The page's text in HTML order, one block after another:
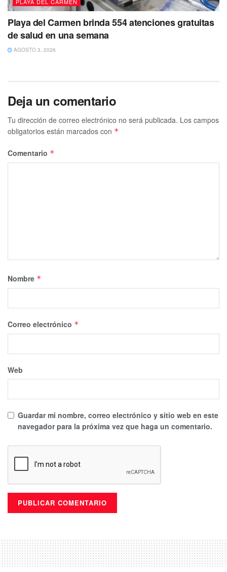
Tags: Playa del Carmen
Playa del Carmen brinda 554 atenciones gratuitas
de salud en una semana
AGOSTO 3, 2026
Deja un comentario
Tu dirección de correo electrónico no será publicada. Los campos
obligatorios están marcados con *
Comentario *
Nombre *
Correo electrónico *
Web
Guardar mi nombre, correo electrónico y sitio web en este
navegador para la próxima vez que haga un comentario.